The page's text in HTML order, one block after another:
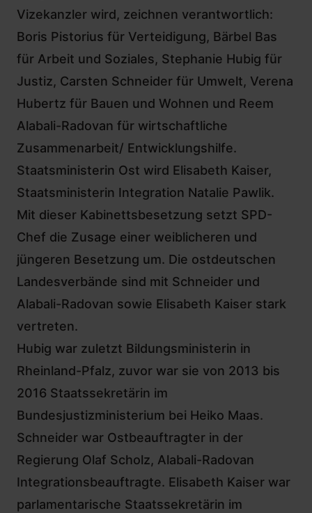
Vizekanzler wird, zeichnen verantwortlich:
Boris Pistorius für Verteidigung, Bärbel Bas
für Arbeit und Soziales, Stephanie Hubig für
Justiz, Carsten Schneider für Umwelt, Verena
Hubertz für Bauen und Wohnen und Reem
Alabali-Radovan für wirtschaftliche
Zusammenarbeit/ Entwicklungshilfe.
Staatsministerin Ost wird Elisabeth Kaiser,
Staatsministerin Integration Natalie Pawlik.
Mit dieser Kabinettsbesetzung setzt SPD-
Chef die Zusage einer weiblicheren und
jüngeren Besetzung um. Die ostdeutschen
Landesverbände sind mit Schneider und
Alabali-Radovan sowie Elisabeth Kaiser stark
vertreten.
Hubig war zuletzt Bildungsministerin in
Rheinland-Pfalz, zuvor war sie von 2013 bis
2016 Staatssekretärin im
Bundesjustizministerium bei Heiko Maas.
Schneider war Ostbeauftragter in der
Regierung Olaf Scholz, Alabali-Radovan
Integrationsbeauftragte. Elisabeth Kaiser war
parlamentarische Staatssekretärin im